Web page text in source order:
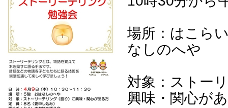
場所：はこら
なしのへや
対象：ストー
興味・関心が